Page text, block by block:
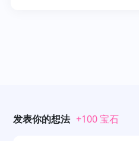
发表你的想法 +100 宝石